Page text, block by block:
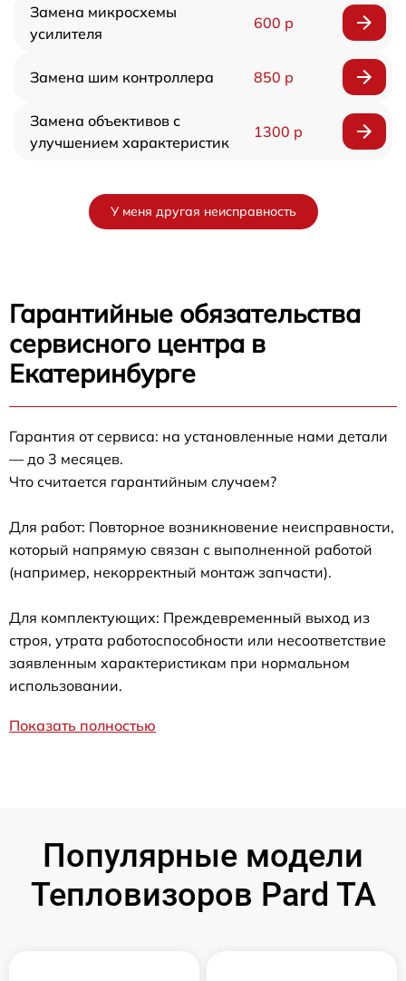
Замена микросхемы
усилителя
600 р
Замена шим контроллера 850 р
Замена объективов с
улучшением характеристик
1300 р
У меня другая неисправность
Гарантийные обязательства
сервисного центра в
Екатеринбурге
Гарантия от сервиса: на установленные нами детали
— до 3 месяцев.
Что считается гарантийным случаем?
Для работ: Повторное возникновение неисправности,
который напрямую связан с выполненной работой
(например, некорректный монтаж запчасти).
Для комплектующих: Преждевременный выход из
строя, утрата работоспособности или несоответствие
заявленным характеристикам при нормальном
использовании.
Показать полностью
Популярные модели
Тепловизоров Pard TA